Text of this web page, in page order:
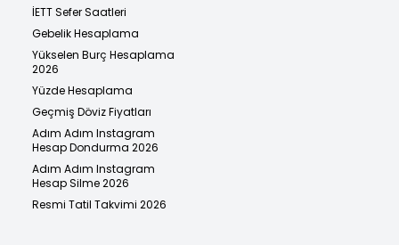
İETT Sefer Saatleri
Gebelik Hesaplama
Yükselen Burç Hesaplama
2026
Yüzde Hesaplama
Geçmiş Döviz Fiyatları
Adım Adım Instagram
Hesap Dondurma 2026
Adım Adım Instagram
Hesap Silme 2026
Resmi Tatil Takvimi 2026